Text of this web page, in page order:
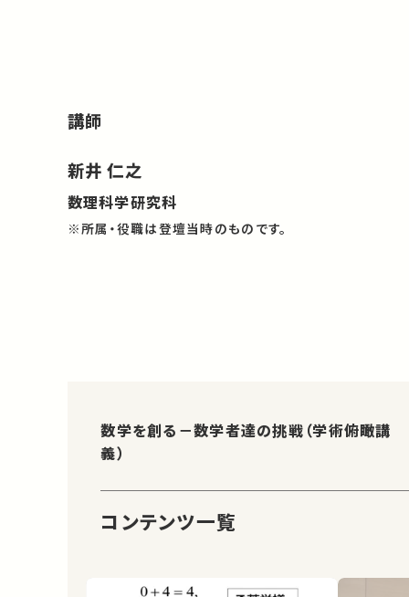
講師
新井 仁之
数理科学研究科
※所属・役職は登壇当時のものです。
数学を創る－数学者達の挑戦（学術俯瞰講
義）
コンテンツ一覧